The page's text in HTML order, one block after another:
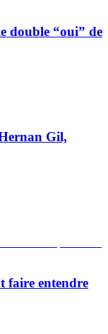
double “oui” de
Gil,
faire entendre